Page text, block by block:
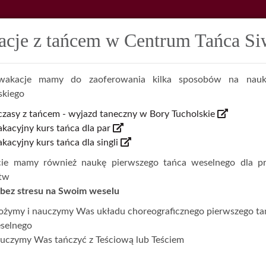
z tańcem w Centrum Tańca
mamy do zaoferowania kilka sposobów na
z tańcem - wyjazd taneczny w Bory Tucholskie
kurs tańca dla par
kurs tańca dla singli
mamy również naukę pierwszego tańca weselnego dla
stresu na Swoim weselu
i nauczymy Was układu choreograficznego pierwszego
Was tańczyć z Teściową lub Teściem
O NAS ZAJĘCIA TANECZNE
do nauki